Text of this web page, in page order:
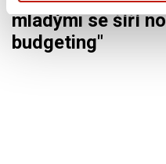
mladými se šíří
budgeting"